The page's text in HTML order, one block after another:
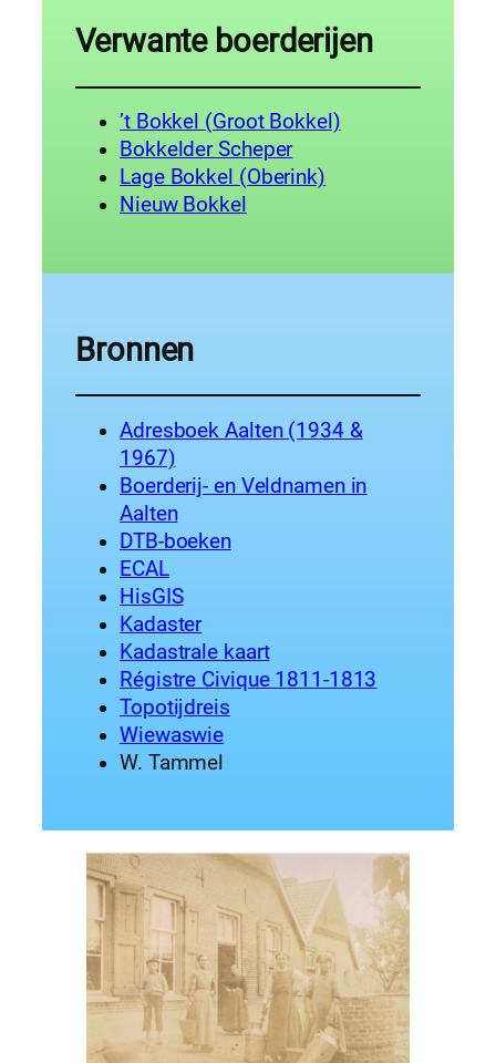
Verwante boerderijen
’t Bokkel (Groot Bokkel)
Bokkelder Scheper
Lage Bokkel (Oberink)
Nieuw Bokkel
Bronnen
Adresboek Aalten (1934 &
1967)
Boerderij- en Veldnamen in
Aalten
DTB-boeken
ECAL
HisGIS
Kadaster
Kadastrale kaart
Régistre Civique 1811-1813
Topotijdreis
Wiewaswie
W. Tammel